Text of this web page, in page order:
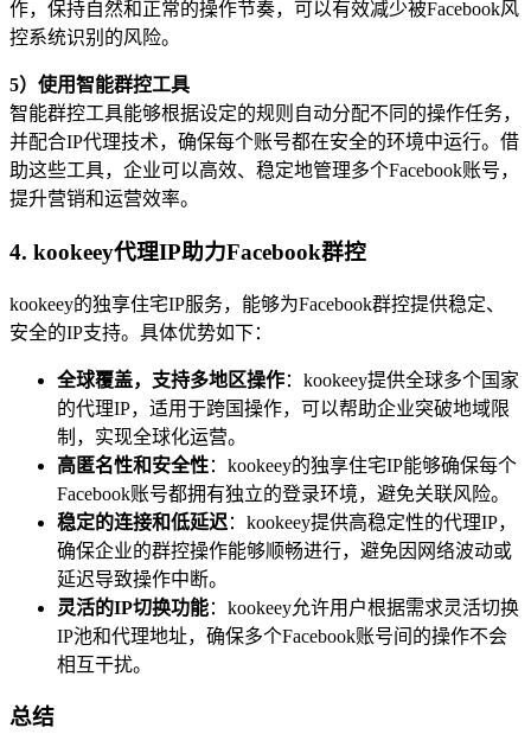
作，保持自然和正常的操作节奏，可以有效减少被Facebook风
控系统识别的风险。
5）使用智能群控工具
智能群控工具能够根据设定的规则自动分配不同的操作任务，
并配合IP代理技术，确保每个账号都在安全的环境中运行。借
助这些工具，企业可以高效、稳定地管理多个Facebook账号，
提升营销和运营效率。
4. kookeey代理IP助力Facebook群控
kookeey的独享住宅IP服务，能够为Facebook群控提供稳定、
安全的IP支持。具体优势如下：
全球覆盖，支持多地区操作：kookeey提供全球多个国家
的代理IP，适用于跨国操作，可以帮助企业突破地域限
制，实现全球化运营。
高匿名性和安全性：kookeey的独享住宅IP能够确保每个
Facebook账号都拥有独立的登录环境，避免关联风险。
稳定的连接和低延迟：kookeey提供高稳定性的代理IP，
确保企业的群控操作能够顺畅进行，避免因网络波动或
延迟导致操作中断。
灵活的IP切换功能：kookeey允许用户根据需求灵活切换
IP池和代理地址，确保多个Facebook账号间的操作不会
相互干扰。
总结